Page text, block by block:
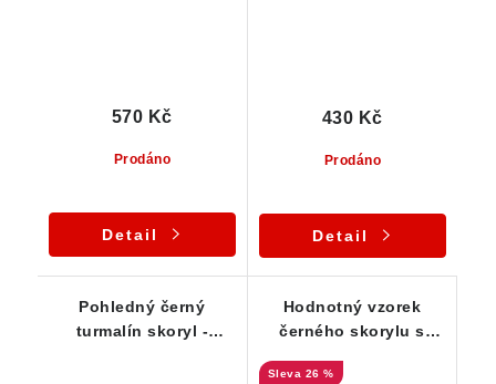
Prodáno
570 Kč
Detail
Prodáno
430 Kč
Detail
Pohledný černý
turmalín skoryl -
Hodnotný vzorek
černého skorylu s
26 %